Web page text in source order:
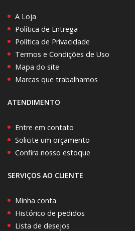
A Loja
Política de Entrega
Política de Privacidade
Termos e Condições de Uso
Mapa do site
Marcas que trabalhamos
ATENDIMENTO
Entre em contato
Solicite um orçamento
Confira nosso estoque
SERVIÇOS AO CLIENTE
Minha conta
Histórico de pedidos
Lista de desejos